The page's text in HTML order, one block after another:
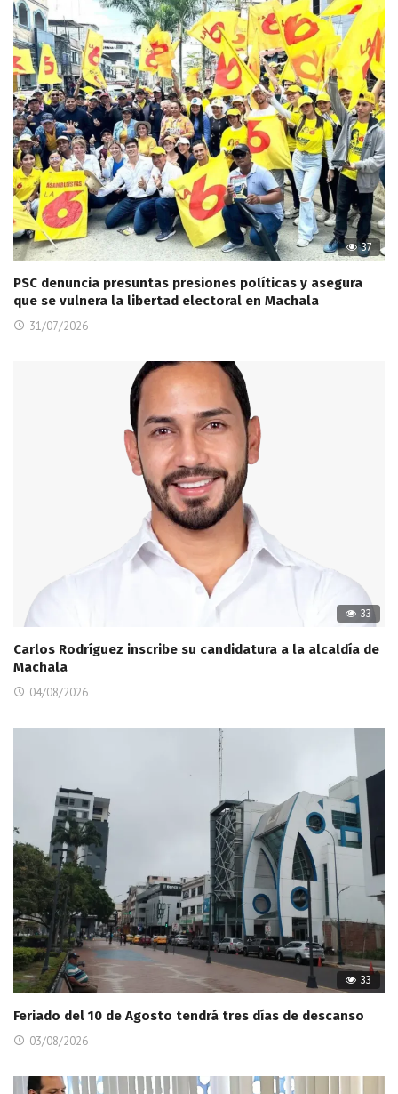
37
PSC denuncia presuntas presiones políticas y asegura
que se vulnera la libertad electoral en Machala
31/07/2026
33
Carlos Rodríguez inscribe su candidatura a la alcaldía de
Machala
04/08/2026
33
Feriado del 10 de Agosto tendrá tres días de descanso
03/08/2026